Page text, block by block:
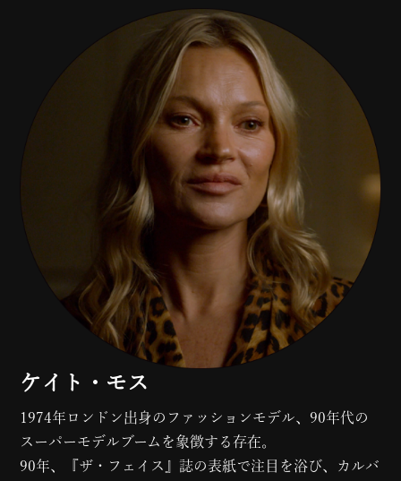
ケイト・モス
1974年ロンドン出身のファッションモデル、90年代の
スーパーモデルブームを象徴する存在。
90年、『ザ・フェイス』誌の表紙で注目を浴び、カルバ